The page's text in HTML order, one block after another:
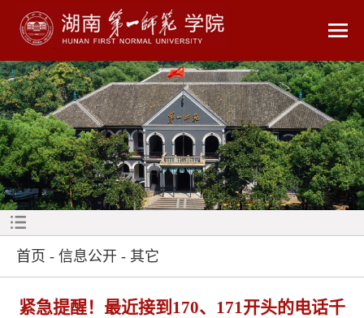
首页 - 信息公开 - 其它
紧急提醒！最近接到170、171开头的电话千